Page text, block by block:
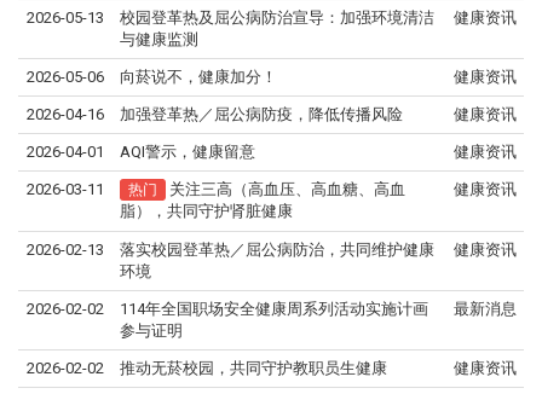
2026-05-13
校园登革热及屈公病防治宣导：加强环境清洁
与健康监测
健康资讯
2026-05-06 向菸说不，健康加分！ 健康资讯
2026-04-16 加强登革热／屈公病防疫，降低传播风险 健康资讯
2026-04-01 AQI警示，健康留意 健康资讯
2026-03-11 热门
关注三高（高血压、高血糖、高血
脂），共同守护肾脏健康
健康资讯
2026-02-13
落实校园登革热／屈公病防治，共同维护健康
环境
健康资讯
2026-02-02
114年全国职场安全健康周系列活动实施计画
参与证明
最新消息
2026-02-02 推动无菸校园，共同守护教职员生健康 健康资讯